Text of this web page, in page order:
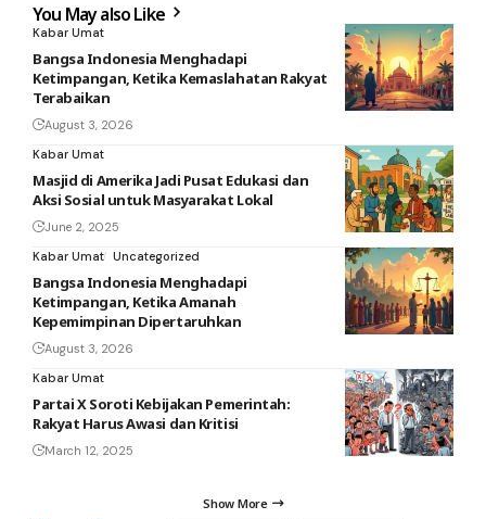
You May also Like
Kabar Umat
Bangsa Indonesia Menghadapi
Ketimpangan, Ketika Kemaslahatan Rakyat
Terabaikan
August 3, 2026
Kabar Umat
Masjid di Amerika Jadi Pusat Edukasi dan
Aksi Sosial untuk Masyarakat Lokal
June 2, 2025
Kabar Umat Uncategorized
Bangsa Indonesia Menghadapi
Ketimpangan, Ketika Amanah
Kepemimpinan Dipertaruhkan
August 3, 2026
Kabar Umat
Partai X Soroti Kebijakan Pemerintah:
Rakyat Harus Awasi dan Kritisi
March 12, 2025
Show More